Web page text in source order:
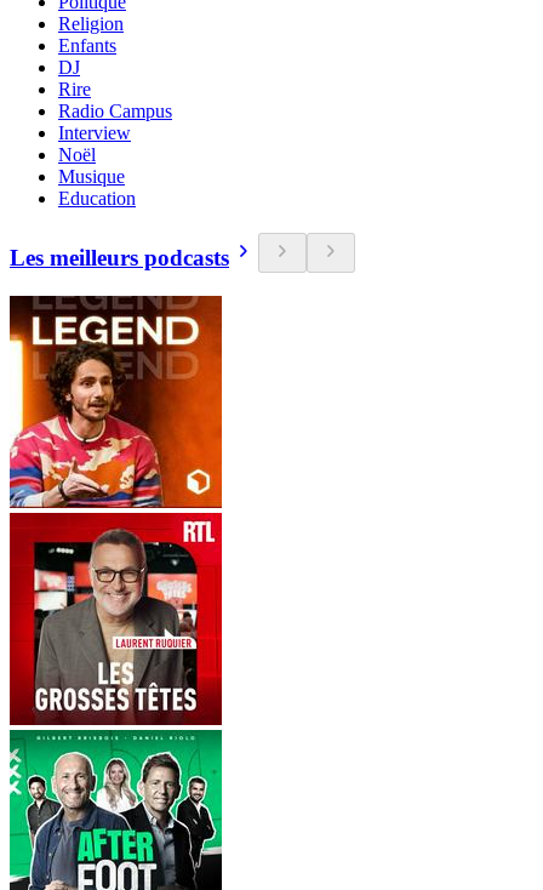
Religion
Enfants
DJ
Rire
Radio Campus
Interview
Noël
Musique
Education
Les meilleurs podcasts